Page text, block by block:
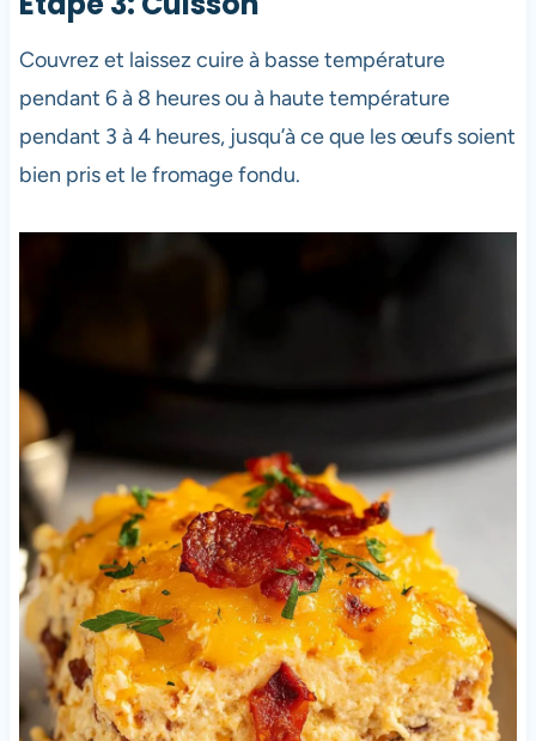
Couvrez et laissez cuire à basse température
pendant 6 à 8 heures ou à haute température
pendant 3 à 4 heures, jusqu’à ce que les œufs soient
bien pris et le fromage fondu.